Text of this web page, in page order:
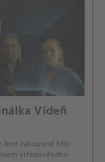
Vídeň
zakopané tělo
středověkého